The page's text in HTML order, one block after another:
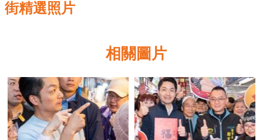
訊
紹
業
務
街精選照片
相關圖片